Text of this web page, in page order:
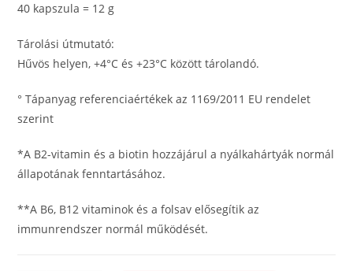
40 kapszula = 12 g
Tárolási útmutató:
Hűvös helyen, +4°C és +23°C között tárolandó.
° Tápanyag referenciaértékek az 1169/2011 EU rendelet
szerint
*A B2-vitamin és a biotin hozzájárul a nyálkahártyák normál
állapotának fenntartásához.
**A B6, B12 vitaminok és a folsav elősegítik az
immunrendszer normál működését.